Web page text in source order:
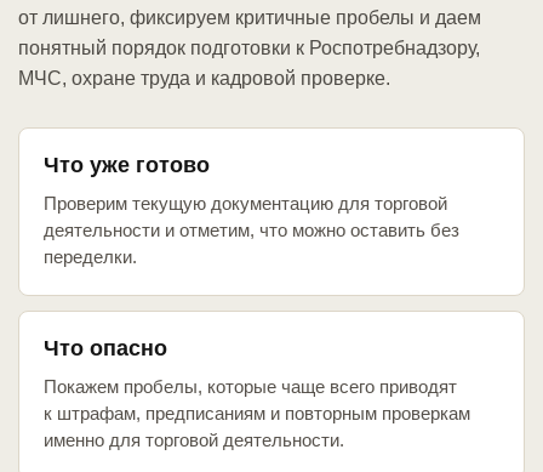
от лишнего, фиксируем критичные пробелы и даем
понятный порядок подготовки к Роспотребнадзору,
МЧС, охране труда и кадровой проверке.
Что уже готово
Проверим текущую документацию для торговой
деятельности и отметим, что можно оставить без
переделки.
Что опасно
Покажем пробелы, которые чаще всего приводят
к штрафам, предписаниям и повторным проверкам
именно для торговой деятельности.